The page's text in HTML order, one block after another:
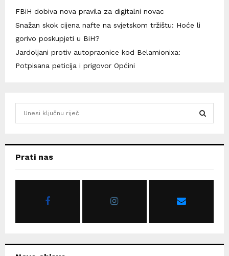
FBiH dobiva nova pravila za digitalni novac
Snažan skok cijena nafte na svjetskom tržištu: Hoće li
gorivo poskupjeti u BiH?
Jardoljani protiv autopraonice kod Belamionixa:
Potpisana peticija i prigovor Općini
hPrati nas